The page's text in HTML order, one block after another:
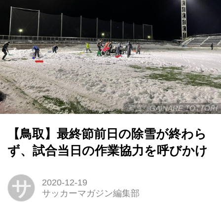
写真◎GAINARE TOTTORI
【鳥取】最終節前日の除雪が終わら
ず、試合当日の作業協力を呼びかけ
サ
2020-12-19
サッカーマガジン編集部